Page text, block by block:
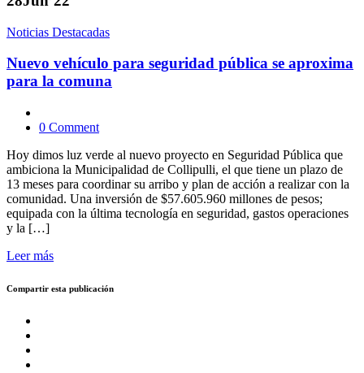
Noticias Destacadas
Nuevo vehículo para seguridad pública se aproxima
para la comuna
0 Comment
Hoy dimos luz verde al nuevo proyecto en Seguridad Pública que
ambiciona la Municipalidad de Collipulli, el que tiene un plazo de
13 meses para coordinar su arribo y plan de acción a realizar con la
comunidad. Una inversión de $57.605.960 millones de pesos;
equipada con la última tecnología en seguridad, gastos operaciones
y la […]
Leer más
Compartir esta publicación